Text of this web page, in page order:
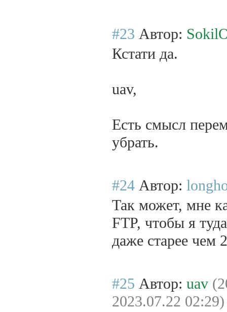
#23 Автор:
Кстати да.
uav,
Есть смысл
убрать.
#24 Автор:
Так может, мне
FTP, чтобы я
даже старее чем
#25 Автор: uav
2023.07.22 02:29)